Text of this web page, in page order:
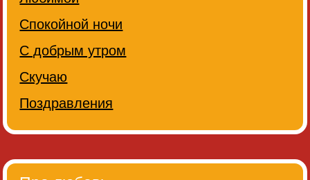
Спокойной ночи
С добрым утром
Скучаю
Поздравления